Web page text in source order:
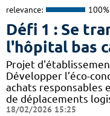
relevance: 100%
Défi 1 : Se
l'hôpital bas
Projet
Développer l’éco-
achats responsables
de déplacements
18/02/2026 15:25